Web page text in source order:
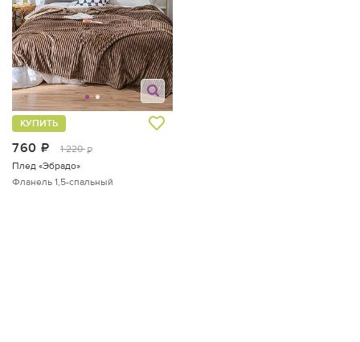
760 руб.
1 220 руб.
КУПИТЬ
Плед «Эбрадо»
Фланель 1,5-спальный